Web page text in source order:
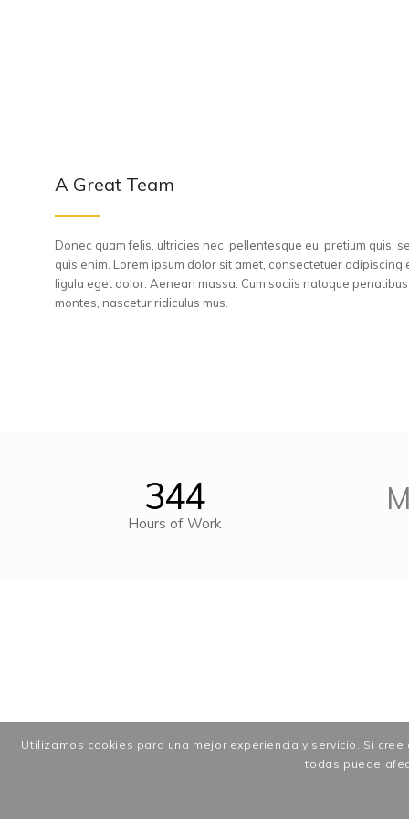
A Great Team
Donec quam felis, ultricies nec, pellentesque eu, pretium quis,
quis enim. Lorem ipsum dolor sit amet, consectetuer adipiscing
ligula eget dolor. Aenean massa. Cum sociis natoque
montes, nascetur ridiculus mus.
344
Hours of Work
Utilizamos cookies para una mejor experiencia y servicio. Si
todas puede